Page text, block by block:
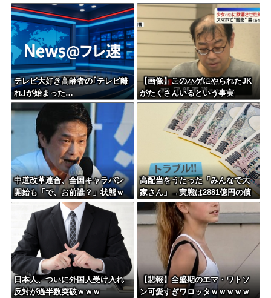
テレビ大好き高齢者の｢テレビ離
れ｣が始まった…
【画像】このハゲにやられたJK
がたくさんいるという事実
中道改革連合、全国キャラバン
開始も「で、お前誰？」状態ｗ
ｗｗｗｗ
高配当をうたった「みんなで大
家さん」→実態は2881億円の債
務超過
日本人、ついに外国人受け入れ
反対が過半数突破ｗｗｗ
【悲報】全盛期のエマ・ワトソ
ン可愛すぎワロッタｗｗｗｗｗ